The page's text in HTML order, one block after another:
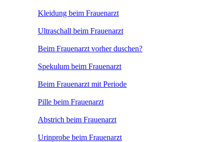
Kleidung beim Frauenarzt
Ultraschall beim Frauenarzt
Beim Frauenarzt vorher duschen?
Spekulum beim Frauenarzt
Beim Frauenarzt mit Periode
Pille beim Frauenarzt
Abstrich beim Frauenarzt
Urinprobe beim Frauenarzt